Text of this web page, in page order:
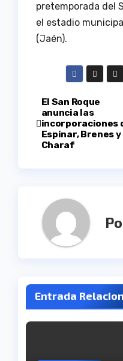
pretemporada del
el estadio
(Jaén).
de
El San Roque
anuncia las
incorporaciones
Espinar, Brenes y
Charaf
Entrada